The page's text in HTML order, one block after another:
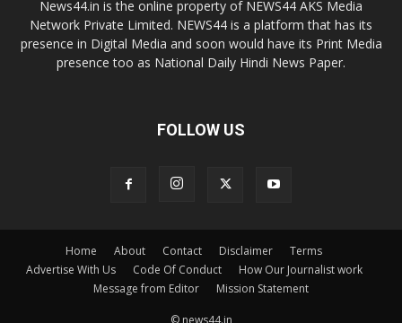
News44.in is the online property of NEWS44 AKS Media
Network Private Limited. NEWS44 is a platform that has its
presence in Digital Media and soon would have its Print Media
presence too as National Daily Hindi News Paper.
FOLLOW US
Home About Contact Disclaimer
Terms
Advertise With Us
Code Of Conduct
How Our Journalist work
Message from Editor
Mission Statement
© news44.in